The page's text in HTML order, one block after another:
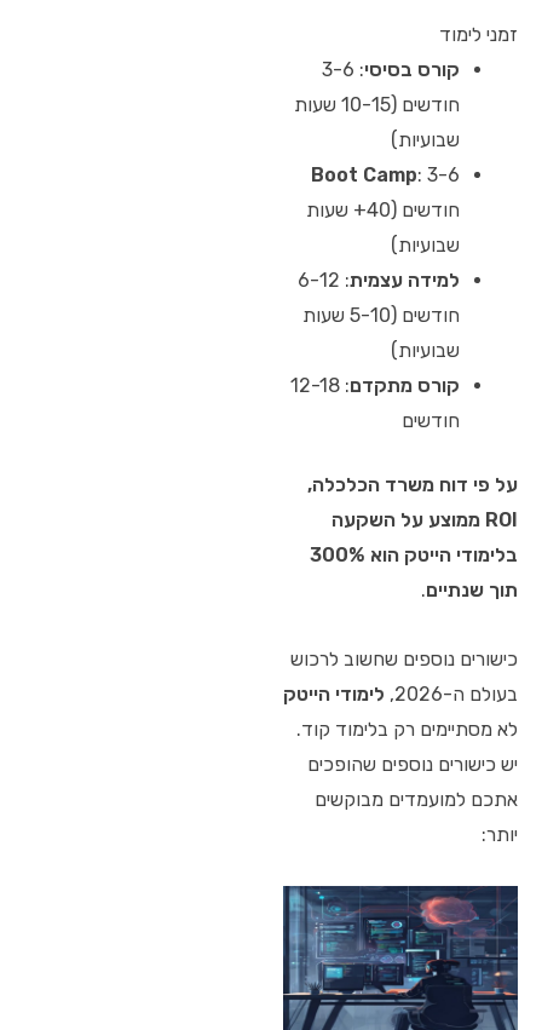
זמני לימוד
קורס בסיסי : 3-6
חודשים (10-15 שעות
שבועיות)
Boot Camp: 3-6
חודשים (40+ שעות
שבועיות)
למידה עצמית : 6-12
חודשים (5-10 שעות
שבועיות)
קורס מתקדם : 12-18
חודשים
על פי דוח משרד הכלכלה,
ROI ממוצע על השקעה
בלימודי הייטק הוא 300%
תוך שנתיים.
כישורים נוספים שחשוב לרכוש
בעולם ה-2026,
לימודי הייטק
לא מסתיימים רק בלימוד קוד.
יש כישורים נוספים שהופכים
אתכם למועמדים מבוקשים
יותר: